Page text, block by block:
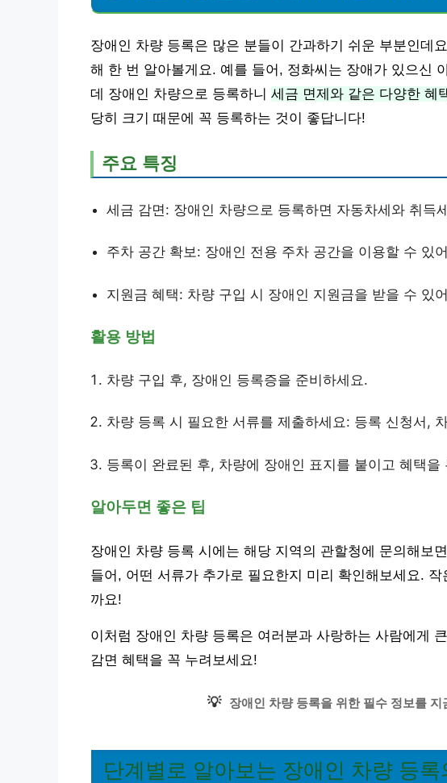
장애인 차량 등록은 많은 분들이 간과하기 쉬운 부분인데
해 한 번 알아볼게요. 예를 들어, 정화씨는 장애가 있으신
데 장애인 차량으로 등록하니 세금 면제와 같은 다양한 혜
당히 크기 때문에 꼭 등록하는 것이 좋답니다!
주요 특징
세금 감면: 장애인 차량으로 등록하면 자동차세와 취득
주차 공간 확보: 장애인 전용 주차 공간을 이용할 수 있
지원금 혜택: 차량 구입 시 장애인 지원금을 받을 수 있
활용 방법
차량 구입 후, 장애인 등록증을 준비하세요.
차량 등록 시 필요한 서류를 제출하세요: 등록 신청서,
등록이 완료된 후, 차량에 장애인 표지를 붙이고 혜택을
알아두면 좋은 팁
장애인 차량 등록 시에는 해당 지역의 관할청에 문의해보
들어, 어떤 서류가 추가로 필요한지 미리 확인해보세요.
까요!
이처럼 장애인 차량 등록은 여러분과 사랑하는 사람에게
감면 혜택을 꼭 누려보세요!
💡 장애인 차량 등록을 위한 필수 정보를 지
단계별로 알아보는 장애인 차량 등록